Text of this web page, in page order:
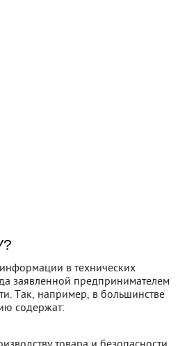
в технических
заявленной предпринимателем
Так, например, в большинстве
содержат:
товара и безопасности